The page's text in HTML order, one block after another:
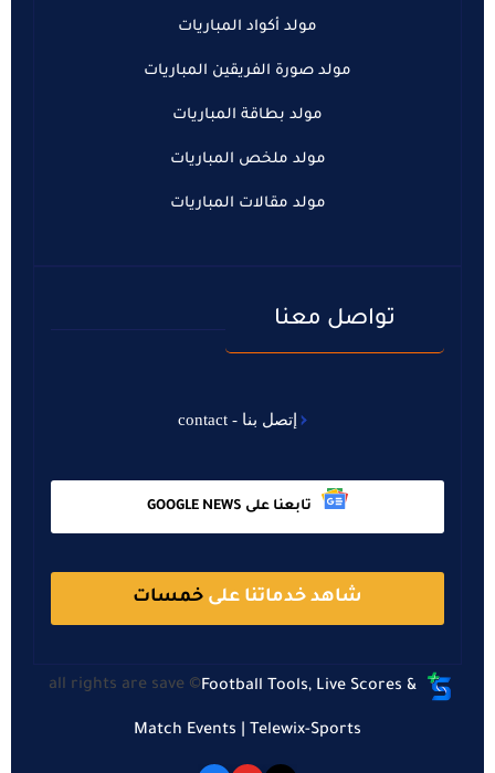
مولد أكواد المباريات
مولد صورة الفريقين المباريات
مولد بطاقة المباريات
مولد ملخص المباريات
مولد مقالات المباريات
تواصل معنا
إتصل بنا - contact
تابعنا على GOOGLE NEWS
شاهد خدماتنا على خمسات
all rights are save ©
Football Tools, Live Scores &
Match Events | Telewix-Sports